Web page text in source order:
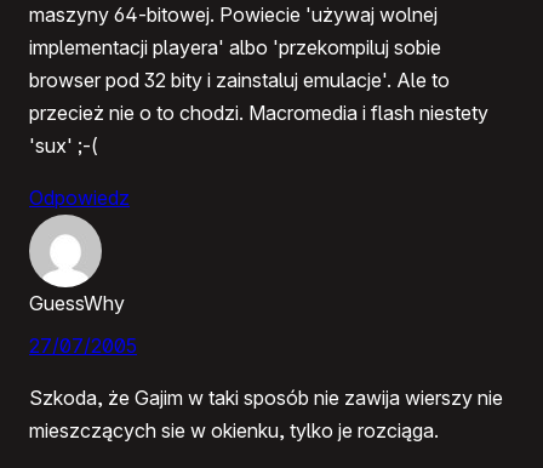
maszyny 64-bitowej. Powiecie 'używaj wolnej
implementacji playera' albo 'przekompiluj sobie
browser pod 32 bity i zainstaluj emulacje'. Ale to
przecież nie o to chodzi. Macromedia i flash niestety
'sux' ;-(
Odpowiedz
GuessWhy
27/07/2005
Szkoda, że Gajim w taki sposób nie zawija wierszy nie
mieszczących sie w okienku, tylko je rozciąga.